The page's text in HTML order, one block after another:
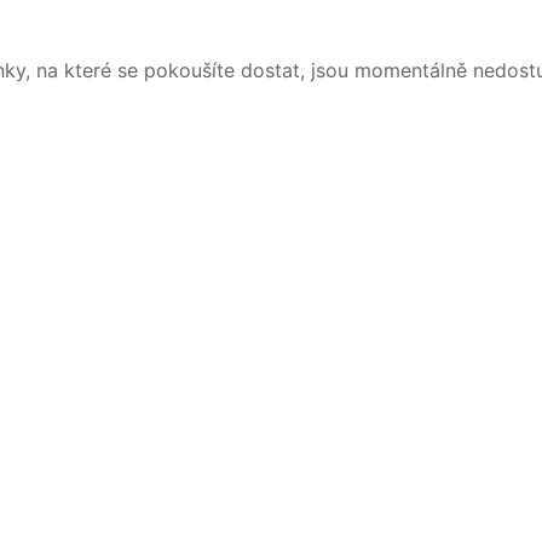
na které se pokoušíte dostat, jsou momentálně